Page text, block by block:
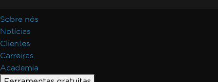
Sobre nós
Notícias
Clientes
Carreiras
Academia